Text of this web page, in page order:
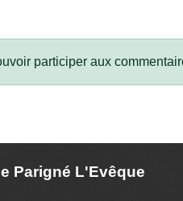
participer aux
Parigné L'Evêque